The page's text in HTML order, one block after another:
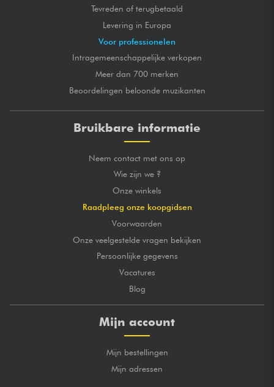
Tevreden of terugbetaald
Levering in Europa
Voor professionelen
Intragemeenschappelijke verkopen
Meer dan 700 merken
Beoordelingen beloonde muzikanten
Bruikbare informatie
Neem contact met ons op
Wie zijn we ?
Onze winkels
Raadpleeg onze koopgidsen
Voorwaarden
Onze veelgestelde vragen bekijken
Persoonlijke gegevens
Vacatures
Blog
Mijn account
Mijn bestellingen
Mijn adressen